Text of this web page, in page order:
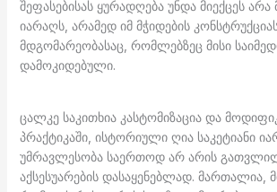
შეფასებისას ყურადღება უნდა მიექცეს
იარაღს, არამედ იმ მჭიდების
მდგომარეობასაც, რომლებზეც მისი
დამოკიდებული.
ცალკე საკითხია კასტომიზაცია და
პრაქტიკაში, ისტორიული ღია საკეტიანი
უმრავლესობა საერთოდ არ არის
აქსესუარების დასაყენებლად. მართალია,